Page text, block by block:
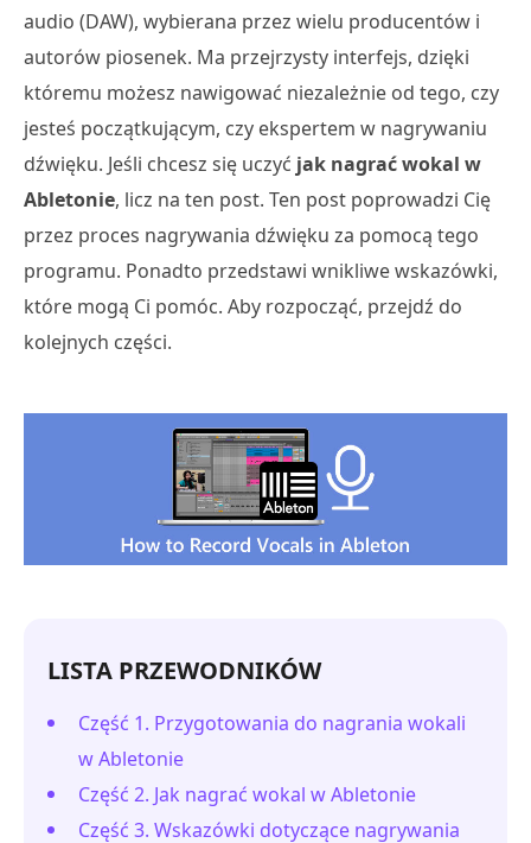
audio (DAW), wybierana przez wielu producentów i
autorów piosenek. Ma przejrzysty interfejs, dzięki
któremu możesz nawigować niezależnie od tego, czy
jesteś początkującym, czy ekspertem w nagrywaniu
dźwięku. Jeśli chcesz się uczyć jak nagrać wokal w
Abletonie, licz na ten post. Ten post poprowadzi Cię
przez proces nagrywania dźwięku za pomocą tego
programu. Ponadto przedstawi wnikliwe wskazówki,
które mogą Ci pomóc. Aby rozpocząć, przejdź do
kolejnych części.
LISTA PRZEWODNIKÓW
Część 1. Przygotowania do nagrania wokali
w Abletonie
Część 2. Jak nagrać wokal w Abletonie
Część 3. Wskazówki dotyczące nagrywania